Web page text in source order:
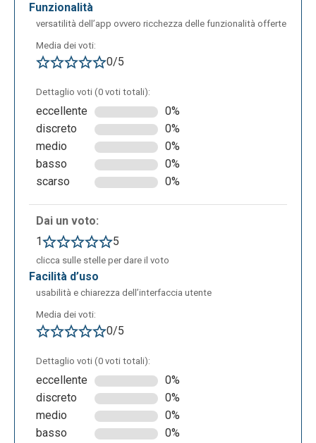
funzionalità
versatilità dell’app ovvero ricchezza delle funzionalità offerte
Media dei voti:
0/5
Dettaglio voti (0 voti totali):
eccellente
0%
discreto
0%
medio
0%
basso
0%
scarso
0%
Dai un voto:
1
5
clicca sulle stelle per dare il voto
facilità d’uso
usabilità e chiarezza dell’interfaccia utente
Media dei voti:
0/5
Dettaglio voti (0 voti totali):
eccellente
0%
discreto
0%
medio
0%
basso
0%